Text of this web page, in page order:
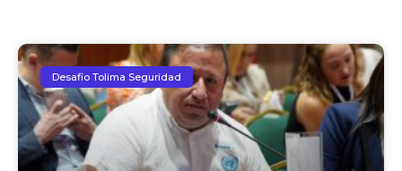
Desafio Tolima Seguridad